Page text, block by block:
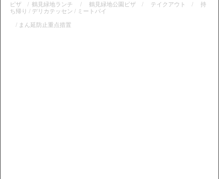
ピザ / 鶴見緑地ランチ / 鶴見緑地公園ピザ / テイクアウト / 持
ち帰り / デリカテッセン / ミートパイ
/ まん延防止重点措置